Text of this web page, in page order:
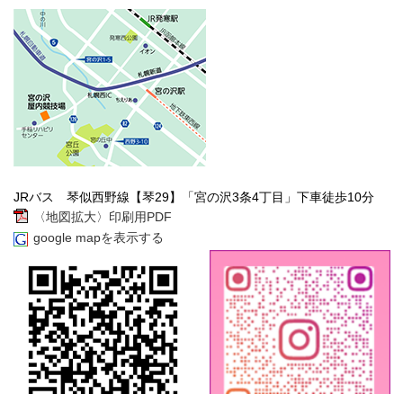
JRバス 琴似西野線【琴29】「宮の沢3条4丁目」下車徒歩10分
〈地図拡大〉印刷用PDF
google mapを表示する